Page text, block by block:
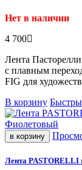
Нет в наличии
4 700
Лента
с плавным
FIG для
В корзину
в корзину
Лента PASTORELLI